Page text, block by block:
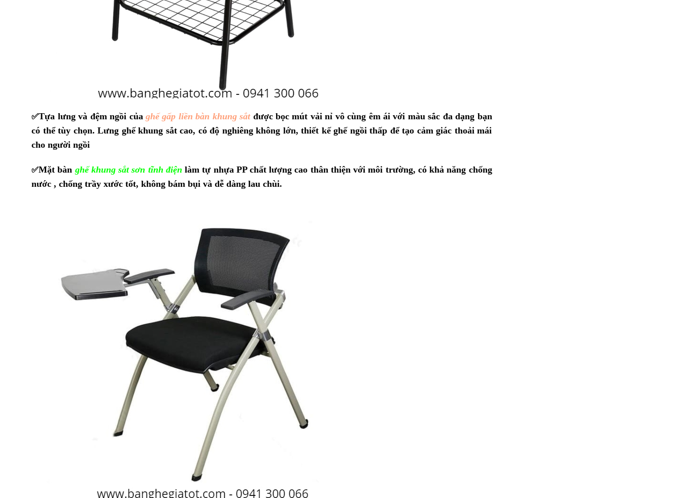
✅Tựa lưng và đệm ngồi của ghế gấp liền bàn khung sắtđược bọc mút vải nỉ vô cùng êm ái với màu sắc đa dạng bạn
có thể tùy chọn. Lưng ghế khung sắt cao, có độ nghiêng không lớn, thiết kế ghế ngồi thấp để tạo cảm giác thoải mái
cho người ngồi
✅Mặt bàn ghế khung sắt sơn tĩnh điện làm tự nhựa PP chất lượng cao thân thiện với môi trường, có khả năng chống
nước , chống trầy xước tốt, không bám bụi và dễ dàng lau chùi.